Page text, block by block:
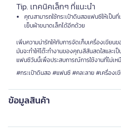
Tip. เทคนิคเล็กๆ ที่แนะนำ
คุณสามารถใช้กระเป๋าดินสอแฟนซีให้เป็น
เย็บผ้าขนาดเล็กได้อีกด้วย
เพิ่มความน่ารักให้กับการจัดเก็บเครื่องเขีย
มันจะทำให้โต๊ะทำงานของคุณสีสันสดใสและเ
แฟนซีวันนี้เพื่อประสบการณ์การใช้งานที่ไม่เห
#กระเป๋าดินสอ #แฟนซี #คละลาย #เครื่อง
ข้อมูลสินค้า